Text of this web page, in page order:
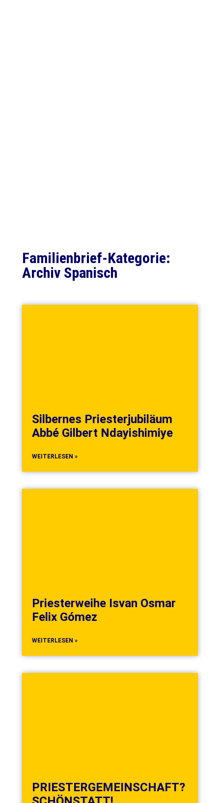
Familienbrief-Kategorie:
Archiv Spanisch
Silbernes Priesterjubiläum
Abbé Gilbert Ndayishimiye
WEITERLESEN »
Priesterweihe Isvan Osmar
Felix Gómez
WEITERLESEN »
PRIESTERGEMEINSCHAFT?